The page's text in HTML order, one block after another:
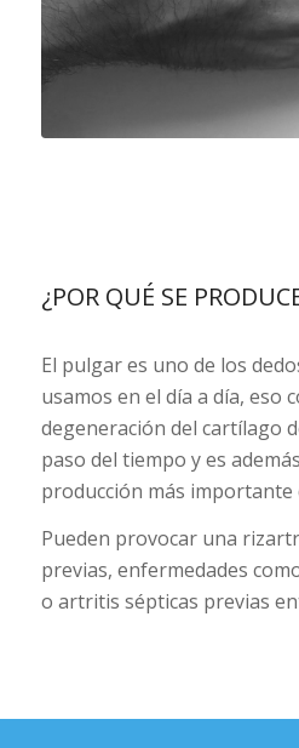
¿POR QUÉ SE
El pulgar es uno de los
usamos en el día a día, eso
degeneración del cartílago
paso del tiempo y es
producción más importante
Pueden provocar una
previas, enfermedades
o artritis sépticas previas